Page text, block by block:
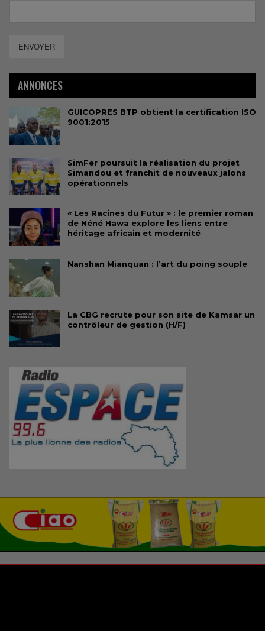
ENVOYER
ANNONCES
GUICOPRES BTP obtient la certification ISO
9001:2015
SimFer poursuit la réalisation du projet
Simandou et franchit de nouveaux jalons
opérationnels
« Les Racines du Futur » : le premier roman
de Néné Hawa explore les liens entre
héritage africain et modernité
Nanshan Mianquan : l’art du poing souple
La CBG recrute pour son site de Kamsar un
contrôleur de gestion (H/F)